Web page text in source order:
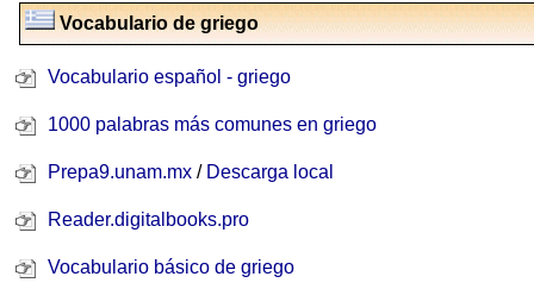
Vocabulario de griego
Vocabulario español - griego
1000 palabras más comunes en griego
Prepa9.unam.mx / Descarga local
Reader.digitalbooks.pro
Vocabulario básico de griego